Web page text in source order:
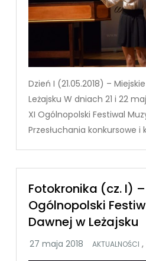
Dzień I (21.05.2018) –
Leżajsku W dniach 21 i 22
XI Ogólnopolski Festiwal
Przesłuchania konkursowe i
Fotokronika (cz. I) –
Ogólnopolski
Dawnej w Leżajsku
AKTUALNOŚCI ,